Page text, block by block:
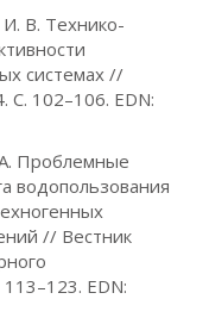
В. Технико-
системах //
102–106. EDN:
Проблемные
водопользования
// Вестник
EDN: